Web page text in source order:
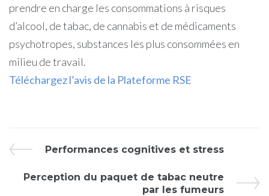
prendre en charge les consommations à risques
d’alcool, de tabac, de cannabis et de médicaments
psychotropes, substances les plus consommées en
milieu de travail.
Téléchargez l’avis de la Plateforme RSE
Performances cognitives et stress
Perception du paquet de tabac neutre
par les fumeurs